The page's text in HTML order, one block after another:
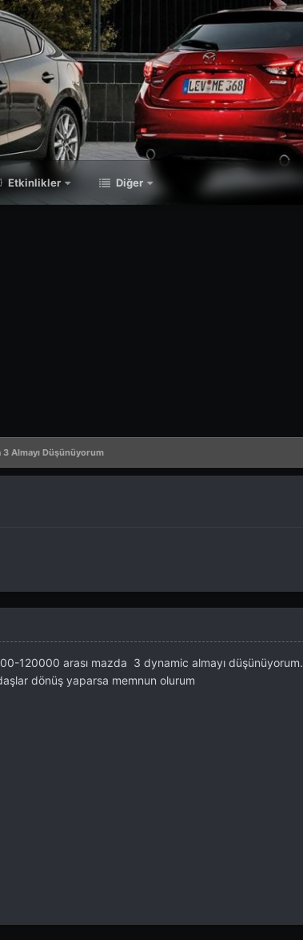
Etkinlikler Diğer
Almayı Düşünüyorum
120000 arası mazda 3 dynamic almayı düşünüyorum.
dönüş yaparsa memnun olurum